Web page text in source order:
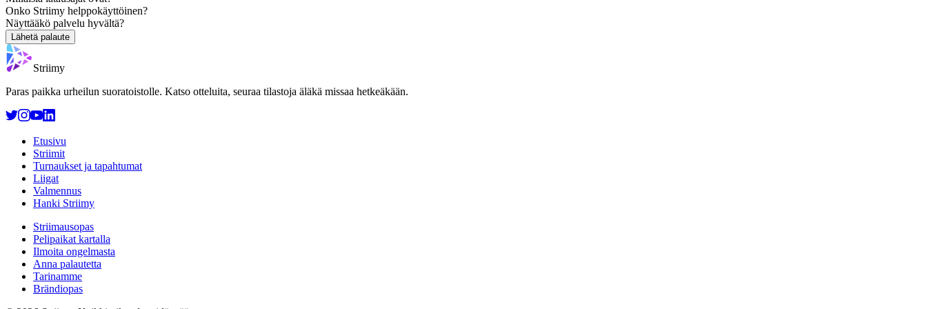
Onko Striimy helppokäyttöinen?
Näyttääkö palvelu hyvältä?
Lähetä palaute
Striimy
Paras paikka urheilun suoratoistolle. Katso otteluita, seuraa tilastoja äläkä missaa hetkeäkään.
Etusivu
Striimit
Turnaukset ja tapahtumat
Liigat
Valmennus
Hanki Striimy
Striimausopas
Pelipaikat kartalla
Ilmoita ongelmasta
Anna palautetta
Tarinamme
Brändiopas